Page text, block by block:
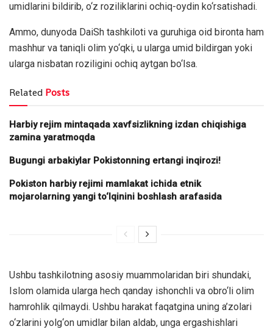
umidlarini bildirib, o‘z roziliklarini ochiq-oydin ko‘rsatishadi.
Ammo, dunyoda DaiSh tashkiloti va guruhiga oid bironta ham
mashhur va taniqli olim yo‘qki, u ularga umid bildirgan yoki
ularga nisbatan roziligini ochiq aytgan bo‘lsa.
Related Posts
Harbiy rejim mintaqada xavfsizlikning izdan chiqishiga
zamina yaratmoqda
Bugungi arbakiylar Pokistonning ertangi inqirozi!
Pokiston harbiy rejimi mamlakat ichida etnik
mojarolarning yangi to‘lqinini boshlash arafasida
Ushbu tashkilotning asosiy muammolaridan biri shundaki,
Islom olamida ularga hech qanday ishonchli va obro‘li olim
hamrohlik qilmaydi. Ushbu harakat faqatgina uning a’zolari
o‘zlarini yolg‘on umidlar bilan aldab, unga ergashishlari